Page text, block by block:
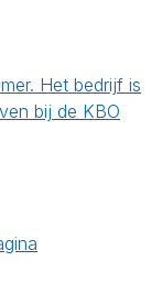
Het bedrijf is
bij de KBO